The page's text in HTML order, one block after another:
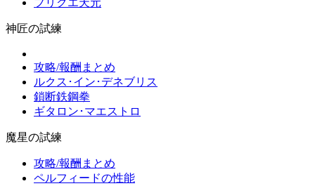
フリクエ天元
神匠の試練
攻略/報酬まとめ
ルクス･イン･デネブリス
鎖断鉄鋼拳
ギタロン･マエストロ
魔星の試練
攻略/報酬まとめ
ペルフィードの性能